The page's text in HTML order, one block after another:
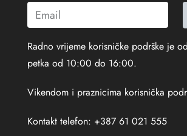
Radno vrijeme korisničke podrške je
petka od 10:00 do 16:00.
Vikendom i praznicima korisnička
Kontakt telefon: +387 61 021 555